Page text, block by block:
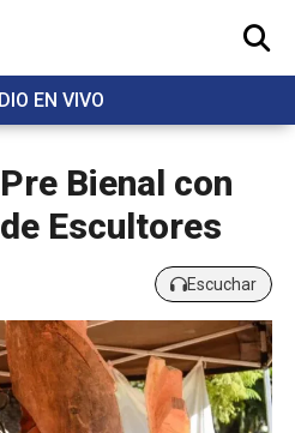
EN VIVO
BUSCAR
Bienal con
Escultores
Escuchar